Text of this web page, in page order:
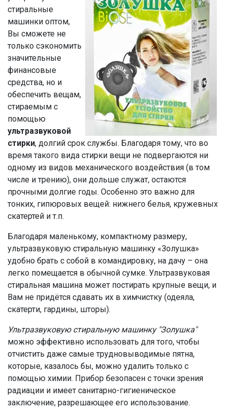
стиральные
машинки оптом,
Вы сможете не
только сэкономить
значительные
финансовые
средства, но и
обеспечить вещам,
стираемым с
помощью
ультразвуковой
стирки, долгий срок службы. Благодаря тому, что во
время такого вида стирки вещи не подвергаются ни
одному из видов механического воздействия (в том
числе и трению), они дольше служат, остаются
прочными долгие годы. Особенно это важно для
тонких, гипюровых вещей: нижнего белья, кружевных
скатертей и т.п.
Благодаря маленькому, компактному размеру,
ультразвуковую стиральную машинку «Золушка»
удобно брать с собой в командировку, на дачу – она
легко помещается в обычной сумке. Ультразвуковая
стиральная машина может постирать крупные вещи, и
Вам не придётся сдавать их в химчистку (одеяла,
скатерти, гардины, шторы).
Ультразвуковую стиральную машинку "Золушка"
можно эффективно использовать для того, чтобы
отчистить даже самые трудновыводимые пятна,
которые, казалось бы, можно удалить только с
помощью химии. Прибор безопасен с точки зрения
радиации и имеет санитарно-гигиеническое
заключение, разрешающее его использование.